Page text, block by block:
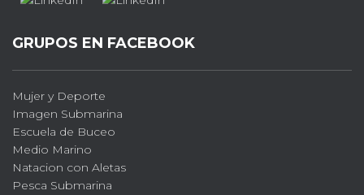
GRUPOS EN FACEBOOK
Mujer y Deporte
Imagen Submarina
Escuela de Buceo
Medio Marino
Natacion con Aletas
Pesca Submarina